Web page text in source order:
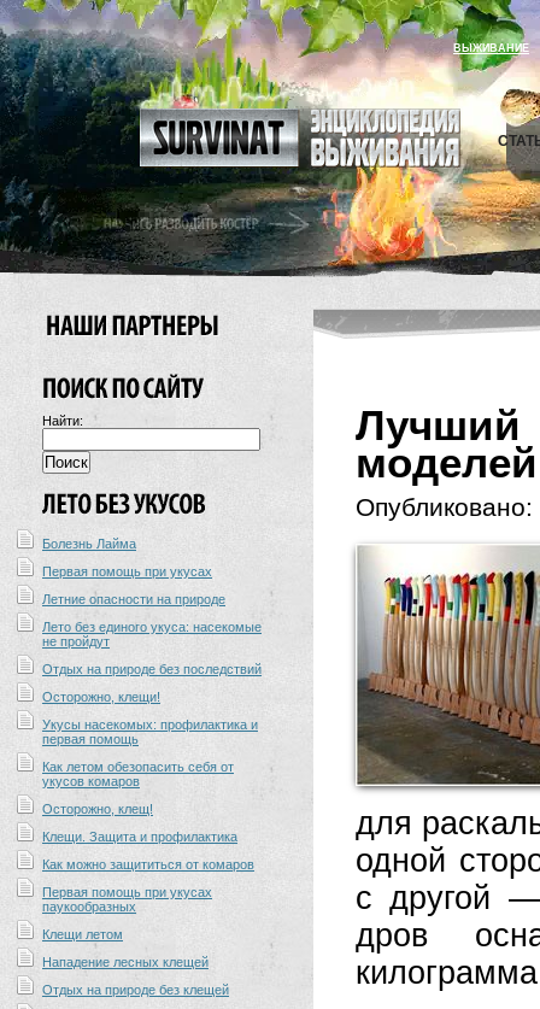
ВЫЖИВАНИЕ
Найти:
Болезнь Лайма
Первая помощь при укусах
Летние опасности на природе
Лето без единого укуса: насекомые
не пройдут
Отдых на природе без последствий
Осторожно, клещи!
Укусы насекомых: профилактика и
первая помощь
Как летом обезопасить себя от
укусов комаров
Осторожно, клещ!
Клещи. Защита и профилактика
Как можно защититься от комаров
Первая помощь при укусах
паукообразных
Клещи летом
Нападение лесных клещей
Отдых на природе без клещей
Опубликовано:
для
одной
с другой
дров